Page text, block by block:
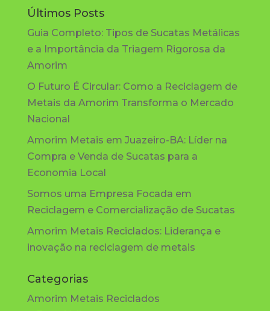
Últimos Posts
Guia Completo: Tipos de Sucatas Metálicas
e a Importância da Triagem Rigorosa da
Amorim
O Futuro É Circular: Como a Reciclagem de
Metais da Amorim Transforma o Mercado
Nacional
Amorim Metais em Juazeiro-BA: Líder na
Compra e Venda de Sucatas para a
Economia Local
Somos uma Empresa Focada em
Reciclagem e Comercialização de Sucatas
Amorim Metais Reciclados: Liderança e
inovação na reciclagem de metais
Categorias
Amorim Metais Reciclados